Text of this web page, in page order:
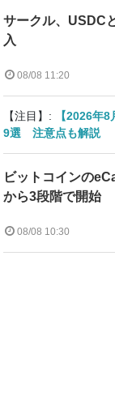
サークル、USDC
入
08/08 11:20
【注目】:
【2026年
9選 注意点も解説
ビットコインの
から3段階で開始
08/08 10:30